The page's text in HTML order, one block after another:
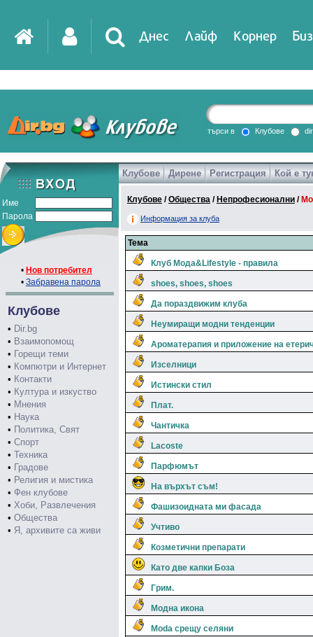
Днес Лайф Корнер
DirTV Impressio
Games
търси в Клубове
Име
Парола
• Нов потребител
• Забравена парола
Клубове
• Dir.bg
• Взаимопомощ
• Горещи теми
• Компютри и Интернет
• Контакти
• Култура и изкуство
• Мнения
• Наука
• Политика, Свят
• Спорт
• Техника
• Градове
• Религия и мистика
• Фен клубове
• Хоби, Развлечения
• Общества
• Я, архивите са живи
Клубове Дирене Регистрация Кой е
Клубове /Общества / Непрофесионални /
Информация за клуба
Тема
Клуб Мода&Lifеstyle - правила
shoes, shoes, shoes
Да пораздвижим клуба
Неумиращи модни тенденции
Ароматерапия и приложение на
Изселници
Истински стил
Плат.
Чантичка
Lacoste
Парфюмът
На върхът съм!
Фашизоидната ми фасада
Учтиво
Козметични препарати
Като две капки Боза
Грим.
Модна икона
Moda срещу селяни